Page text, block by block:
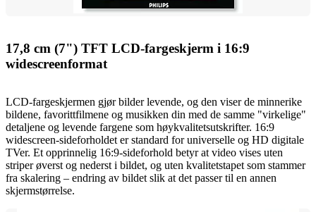
17,8 cm (7") TFT LCD-fargeskjerm i 16:9
widescreenformat
LCD-fargeskjermen gjør bilder levende, og den viser de minnerike
bildene, favorittfilmene og musikken din med de samme "virkelige"
detaljene og levende fargene som høykvalitetsutskrifter. 16:9
widescreen-sideforholdet er standard for universelle og HD digitale
TVer. Et opprinnelig 16:9-sideforhold betyr at video vises uten
striper øverst og nederst i bildet, og uten kvalitetstapet som stammer
fra skalering – endring av bildet slik at det passer til en annen
skjermstørrelse.